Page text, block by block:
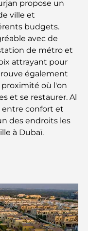
: une nouvelle
Guide pratique pour
vos espaces
déménagement à
: une
: votre guide ultime
propose un
ville et
budgets.
avec de
de métro et
attrayant pour
également
où l'on
et se restaurer. Al
entre confort et
des endroits les
à Dubaï.